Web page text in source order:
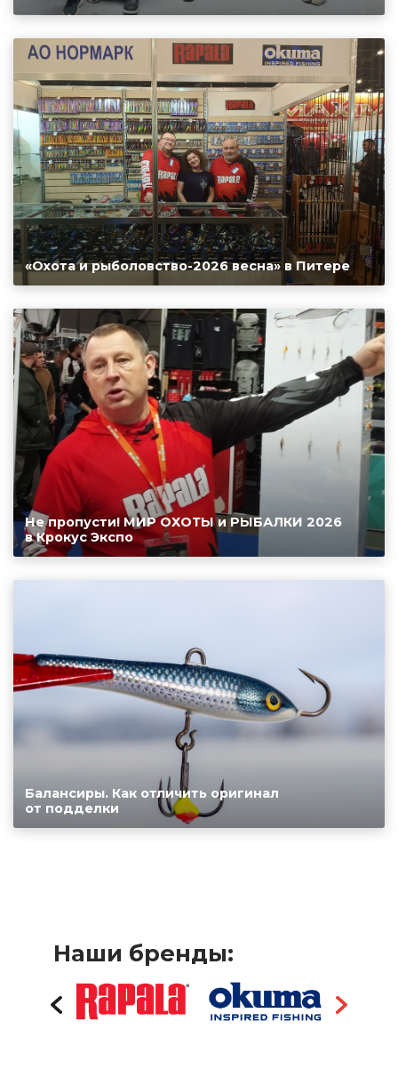
«Охота и рыболовство-2026 весна» в Питере
Не пропусти! МИР ОХОТЫ и РЫБАЛКИ 2026
в Крокус Экспо
Балансиры. Как отличить оригинал
от подделки
Наши бренды: